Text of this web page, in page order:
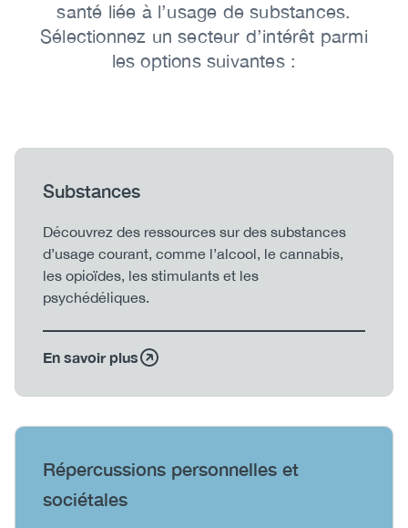
santé liée à l’usage de substances.
Sélectionnez un secteur d’intérêt parmi
les options suivantes :
Heading
Substances
Body
Découvrez des ressources sur des substances
d’usage courant, comme l’alcool, le cannabis,
les opioïdes, les stimulants et les
psychédéliques.
En savoir plus
Heading
Répercussions personnelles et
sociétales